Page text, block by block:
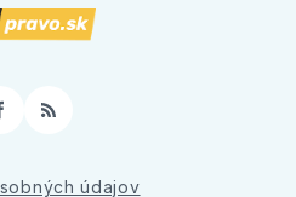
RSS
údajov